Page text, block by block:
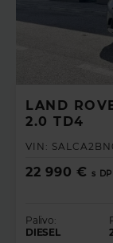
LAND
2.0 TD4
VIN:
22 990 € s
Palivo:
DIESEL